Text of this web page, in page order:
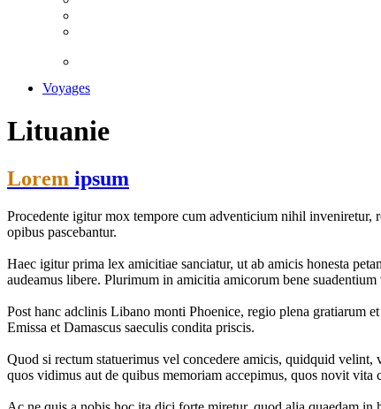
Voyages
Lituanie
Lorem ipsum
Procedente igitur mox tempore cum adventicium nihil inveniretur,
opibus pascebantur.
Haec igitur prima lex amicitiae sanciatur, ut ab amicis honesta
audeamus libere. Plurimum in amicitia amicorum bene
Post hanc adclinis Libano monti Phoenice, regio plena gratiarum
Emissa et Damascus saeculis condita priscis.
Quod si rectum statuerimus vel concedere amicis, quidquid
quos vidimus aut de quibus memoriam accepimus, quos novit